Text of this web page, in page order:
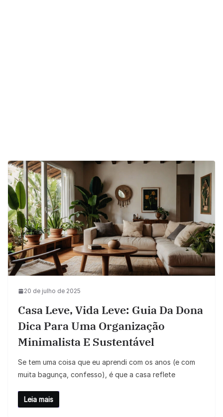
20 de julho de 2025
Casa Leve, Vida Leve: Guia Da Dona
Dica Para Uma Organização
Minimalista E Sustentável
Se tem uma coisa que eu aprendi com os anos (e com
muita bagunça, confesso), é que a casa reflete
Leia mais